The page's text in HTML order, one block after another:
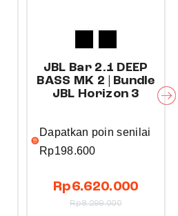
JBL Bar 2.1 DEEP
BASS MK 2 | Bundle
JBL Horizon 3
Dapatkan poin senilai
Rp198.600
Rp6.620.000
Rp8.299.000